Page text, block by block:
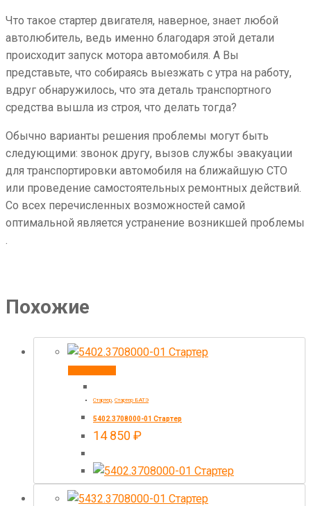
Что такое стартер двигателя, наверное, знает любой
автолюбитель, ведь именно благодаря этой детали
происходит запуск мотора автомобиля. А Вы
представьте, что собираясь выезжать с утра на работу,
вдруг обнаружилось, что эта деталь транспортного
средства вышла из строя, что делать тогда?
Обычно варианты решения проблемы могут быть
следующими: звонок другу, вызов службы эвакуации
для транспортировки автомобиля на ближайшую СТО
или проведение самостоятельных ремонтных действий.
Со всех перечисленных возможностей самой
оптимальной является устранение возникшей проблемы
.
Похожие
Стартер Стартер БАТЭ
5402.3708000-01 Стартер
14 850 ₽